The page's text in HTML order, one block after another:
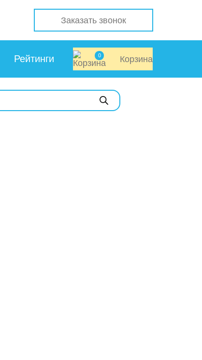
Заказать звонок
Рейтинги 0 Корзина